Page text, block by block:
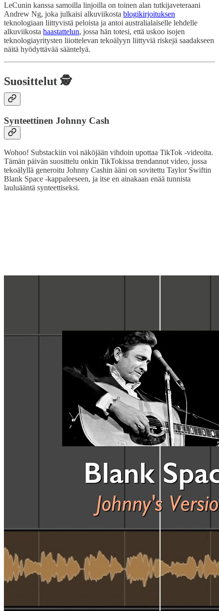
LeCunin kanssa samoilla linjoilla on toinen alan tutkijaveteraani
Andrew Ng, joka julkaisi alkuviikosta blogikirjoituksen
teknologiaan liittyvistä peloista ja antoi australialaiselle lehdelle
alkuviikosta haastattelun, jossa hän totesi, että uskoo isojen
teknologiayritysten liiottelevan tekoälyyn liittyviä riskejä saadakseen
näitä hyödyttävää sääntelyä.
Suosittelut 🕵️
Synteettinen Johnny Cash
Wohoo! Substackiin voi näköjään vihdoin upottaa TikTok -videoita.
Tämän päivän suosittelu onkin TikTokissa trendannut video, jossa
tekoälyllä generoitu Johnny Cashin ääni on sovitettu Taylor Swiftin
Blank Space -kappaleeseen, ja itse en ainakaan enää tunnista
lauluääntä synteettiseksi.